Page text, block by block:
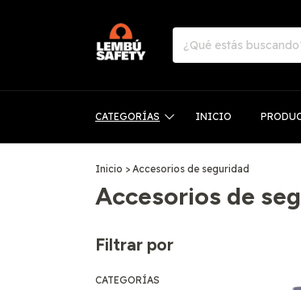
CATEGORÍAS INICIO
Inicio > Accesorios de seguridad
Accesorios de
Filtrar por
CATEGORÍAS